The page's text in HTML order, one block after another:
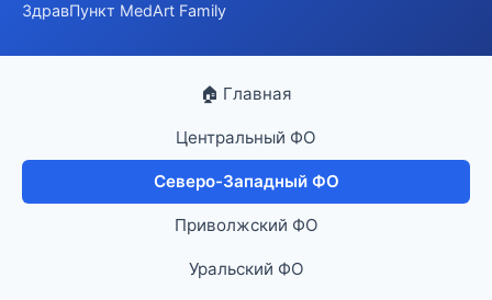
ЗдравПункт MedArt Family
🏠 Главная
Центральный ФО
Северо-Западный ФО
Приволжский ФО
Уральский ФО